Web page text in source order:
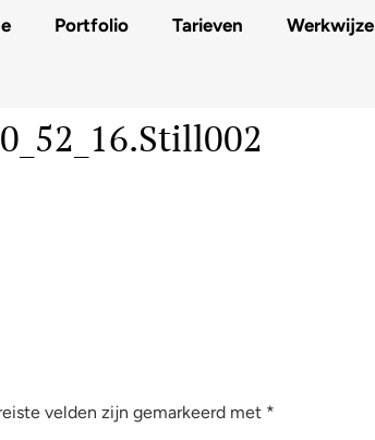
Portfolio Tarieven Werkwijze
velden zijn gemarkeerd met *